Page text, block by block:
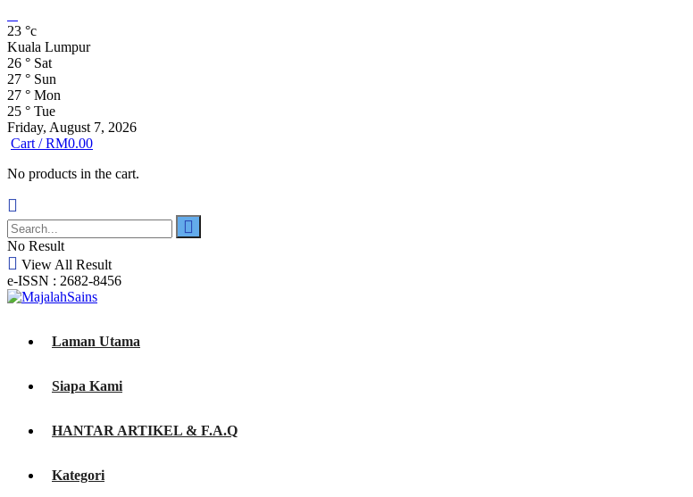
23 °c
Kuala Lumpur
26 ° Sat
27 ° Sun
27 ° Mon
25 ° Tue
Friday, August 7, 2026
Cart /RM0.00
No products in the cart.
No Result
View All Result
e-ISSN : 2682-8456
Laman Utama
Siapa Kami
HANTAR ARTIKEL & F.A.Q
Kategori